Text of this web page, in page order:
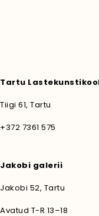
Tartu
Tiigi 61, Tartu
+372 7361 575
Jakobi galerii
Jakobi 52, Tartu
Avatud T-R 13–18